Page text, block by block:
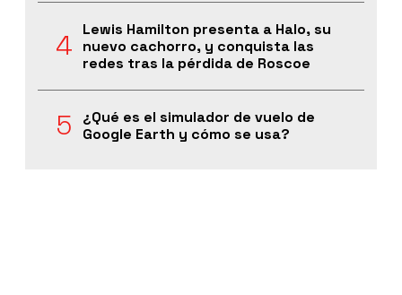
Lewis Hamilton presenta a Halo, su
nuevo cachorro, y conquista las
redes tras la pérdida de Roscoe
¿Qué es el simulador de vuelo de
Google Earth y cómo se usa?